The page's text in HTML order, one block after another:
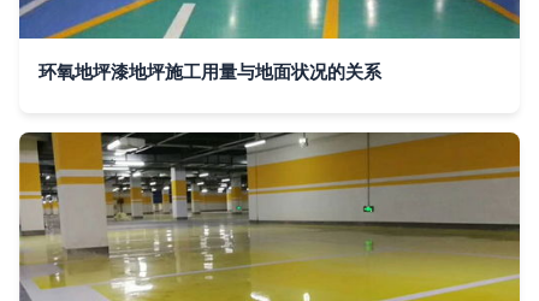
环氧地坪漆地坪施工用量与地面状况的关系